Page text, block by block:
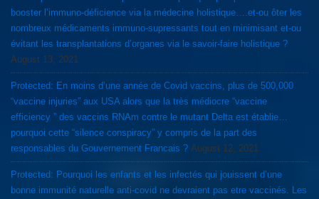
booster l’immuno-déficience via la médecine holistique….et-ou ôter les
nombreux médicaments immuno-supressants tout en minimisant et-ou
évitant les transplantations d’organes via le savoir-faire holistique ?
August 13, 2021
Protected: En moins d’une année de Covid vaccins, plus de 500,000
“vaccine injuries” aux USA alors que la très médiocre “vaccine
efficiency ” des vaccins RNAm contre le mutant Delta est établie…
pourquoi cette “silence conspiracy” y compris de la part des
responsables du Gouvernement Francais ? August 12, 2021
Protected: Pourquoi les enfants et les infectés qui jouissent d’une
bonne immunité naturelle anti-covid ne devraient pas etre vaccinés. Les